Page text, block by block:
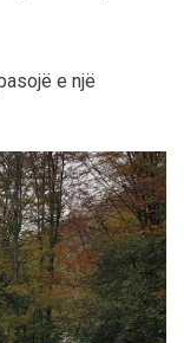
e një